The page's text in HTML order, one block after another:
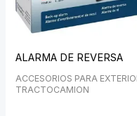
ALARMA DE REVERSA
ACCESORIOS PARA
TRACTOCAMION